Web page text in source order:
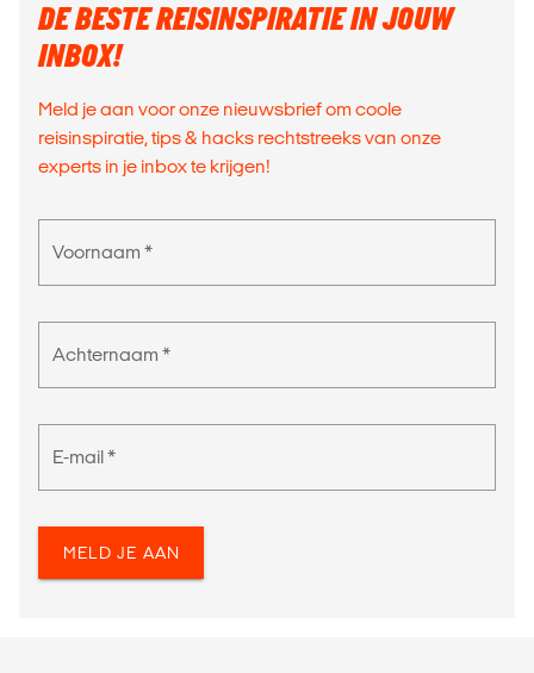
DE BESTE REISINSPIRATIE IN JOUW
INBOX!
Meld je aan voor onze nieuwsbrief om coole
reisinspiratie, tips & hacks rechtstreeks van onze
experts in je inbox te krijgen!
Voornaam *
Achternaam *
E-mail *
MELD JE AAN